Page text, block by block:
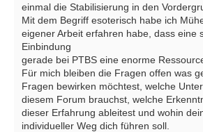
einmal die Stabilisierung in den
Mit dem Begriff esoterisch habe ich
eigener Arbeit erfahren habe, dass eine
Einbindung
gerade bei PTBS eine enorme
Für mich bleiben die Fragen offen was
Fragen bewirken möchtest, welche
diesem Forum brauchst, welche
dieser Erfahrung ableitest und wohin
individueller Weg dich führen soll.